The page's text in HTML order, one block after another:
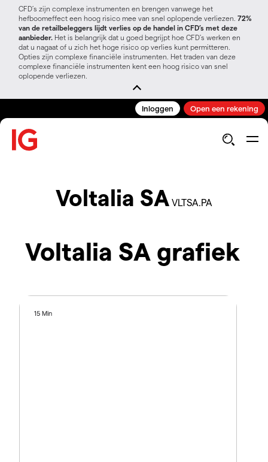
CFD’s zijn complexe instrumenten en brengen vanwege het
hefboomeffect een hoog risico mee van snel oplopende verliezen. 72%
van de retailbeleggers lijdt verlies op de handel in CFD’s met deze
aanbieder. Het is belangrijk dat u goed begrijpt hoe CFD's werken en
dat u nagaat of u zich het hoge risico op verlies kunt permitteren.
Opties zijn complexe financiële instrumenten. Het traden van deze
complexe financiële instrumenten kent een hoog risico van snel
oplopende verliezen.
Inloggen Open een rekening
Voltalia SA VLTSA.PA
Voltalia SA grafiek
15 Min